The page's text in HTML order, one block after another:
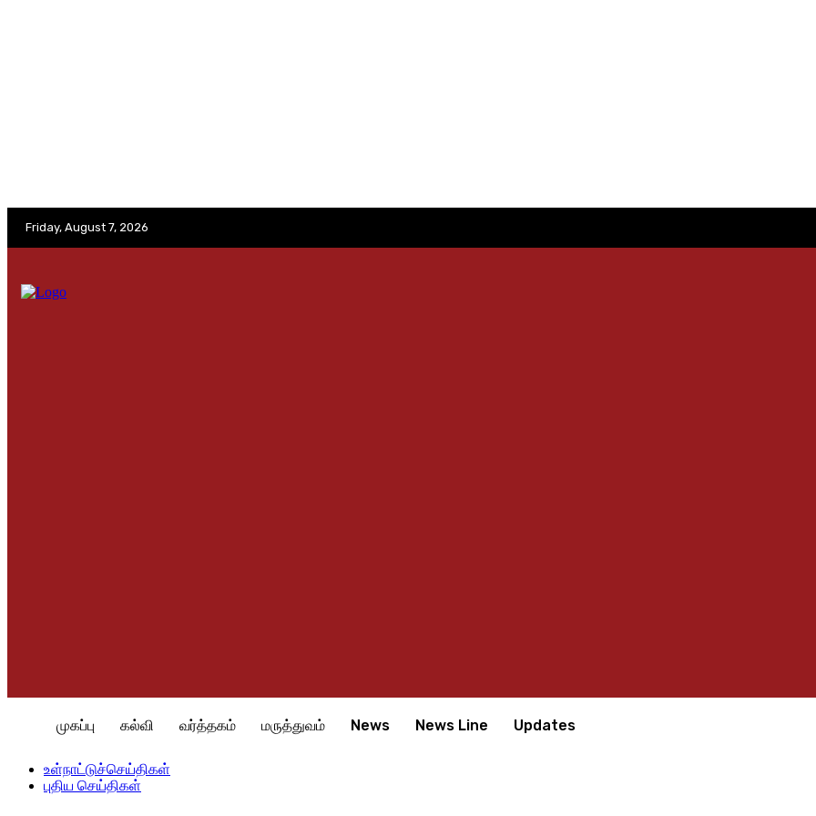
Friday, August 7, 2026
முகப்பு கல்வி வர்த்தகம் மருத்துவம் News News Line Updates
உள்நாட்டுச்செய்திகள்
வடக்கின் உயர் பொருளாதார திறனை வடக்கினதும் நாட்டினதும் அபிவிருத்திக்காக
உள்நாட்டுச்செய்திகள்
புதிய செய்திகள்